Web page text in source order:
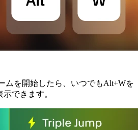
ムを開始したら、いつでもAlt+Wを
できます。